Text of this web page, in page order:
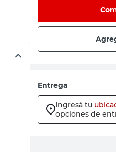
Entrega
Ingresá tu
opciones de